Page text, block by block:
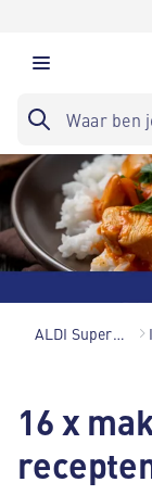
ALDI Supermarkten
16 x